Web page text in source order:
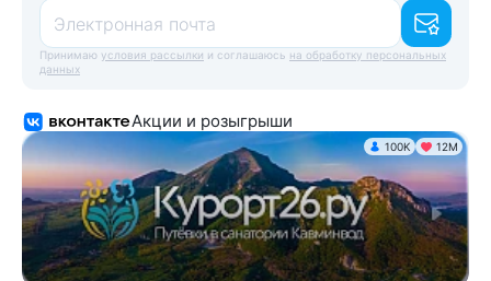
Электронная почта
Принимаю условия рассылки и соглашаюсь на обработку персональных
данных
Акции и розыгрыши
100K 12М